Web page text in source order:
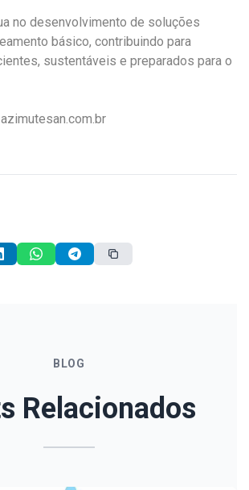
no desenvolvimento de soluções
básico, contribuindo para
sustentáveis e preparados para o
BLOG
Relacionados